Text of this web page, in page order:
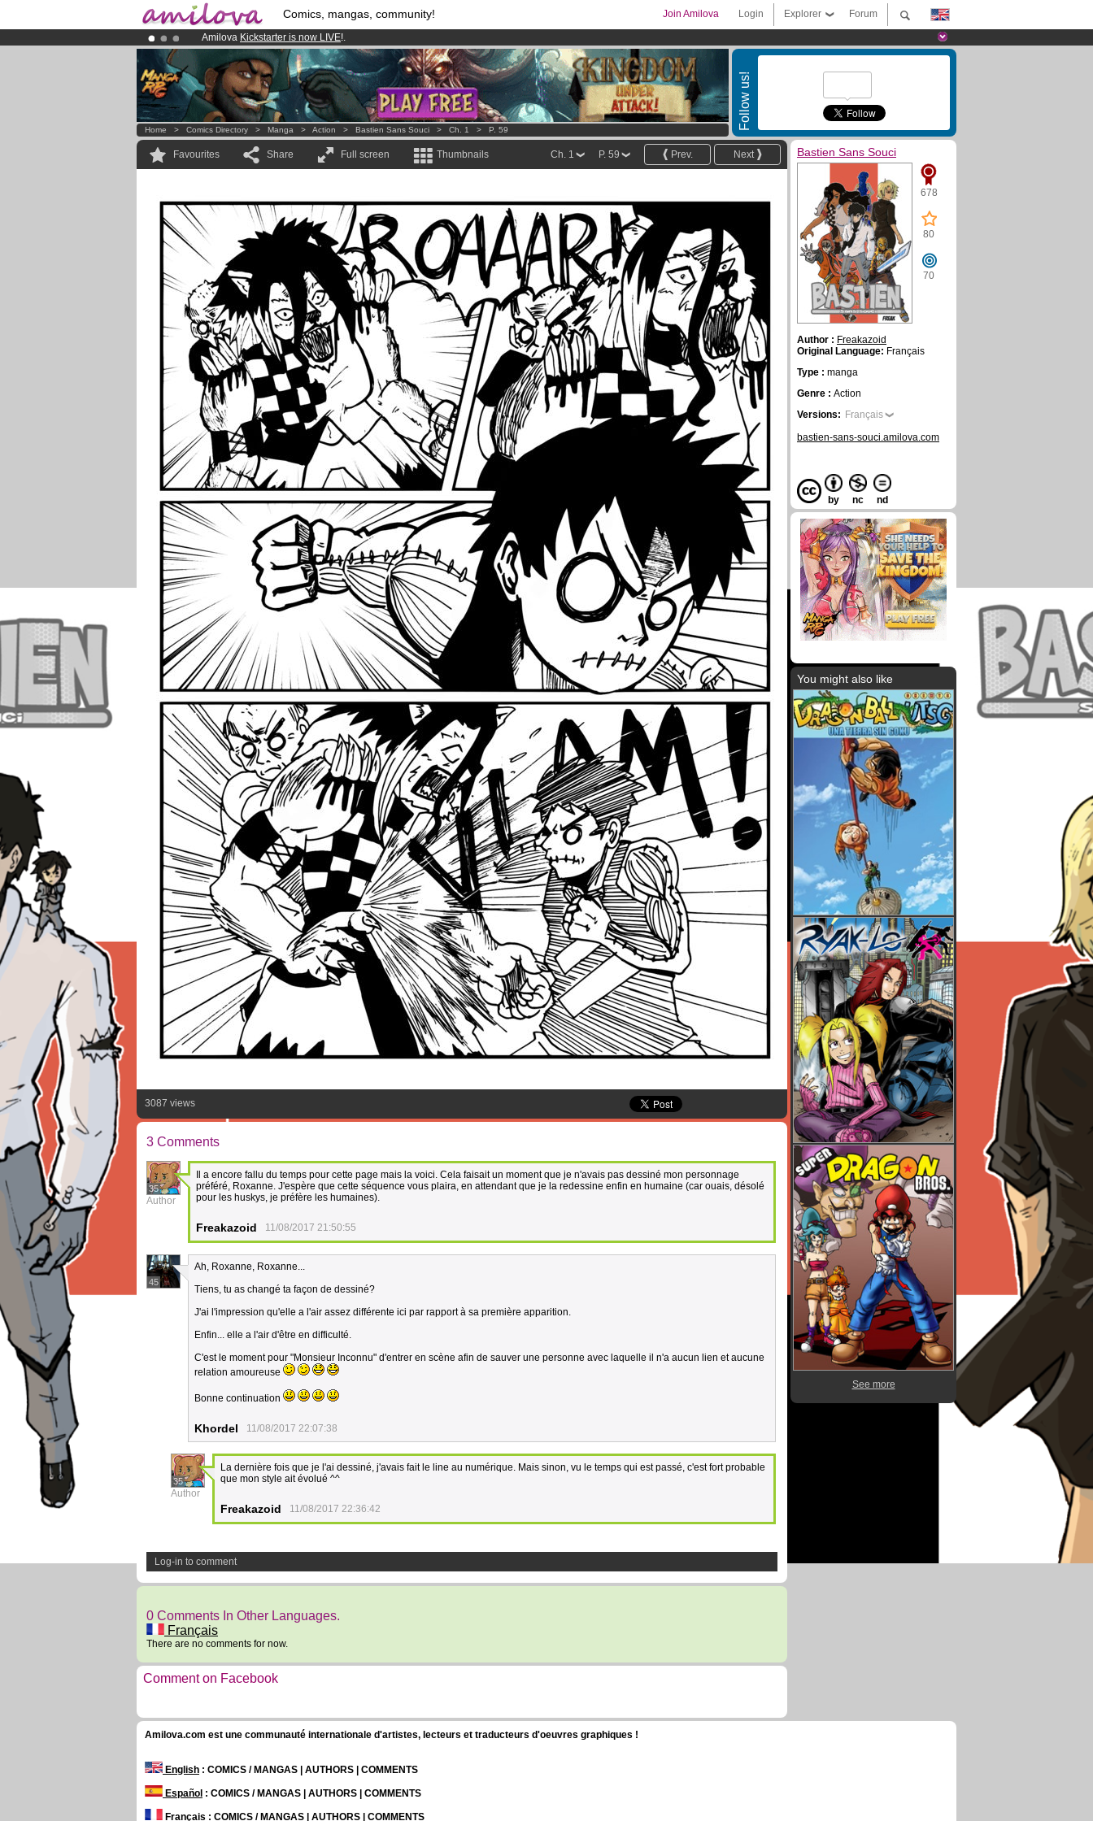
Comics, mangas, community! Forum
Explorer
Login
Join Amilova
Amilova Kickstarter is now LIVE!.
Premium membership from3.95 eurosper month !Get membership now
Already 134393membersand 1208 comics & mangas!.
Follow us!
Home > Comics Directory > Manga > Action > Bastien Sans Souci > Ch. 1 > P. 59
Favourites Share Full screen Thumbnails Next
Prev.
P. 59
Ch. 1
3087 views
3 Comments
35
Author
Il a encore fallu du temps pour cette page mais la voici. Cela faisait un moment que je n'avais pas dessiné mon personnage
préféré, Roxanne. J'espère que cette séquence vous plaira, en attendant que je la redessine enfin en humaine (car ouais, désolé
pour les huskys, je préfère les humaines).
Freakazoid 11/08/2017 21:50:55
45
Ah, Roxanne, Roxanne...
Tiens, tu as changé ta façon de dessiné?
J'ai l'impression qu'elle a l'air assez différente ici par rapport à sa première apparition.
Enfin... elle a l'air d'être en difficulté.
C'est le moment pour "Monsieur Inconnu" d'entrer en scène afin de sauver une personne avec laquelle il n'a aucun lien et aucune
relation amoureuse
Bonne continuation
Khordel 11/08/2017 22:07:38
35
Author
La dernière fois que je l'ai dessiné, j'avais fait le line au numérique. Mais sinon, vu le temps qui est passé, c'est fort probable
que mon style ait évolué ^^
Freakazoid 11/08/2017 22:36:42
Log-in to comment
0 Comments In Other Languages.
Français
There are no comments for now.
Comment on Facebook
Bastien Sans Souci
678
80
70
Author : Freakazoid
Original Language: Français
Type : manga
Genre : Action
Versions: Français
bastien-sans-souci.amilova.com
by nc nd
You might also like
See more
Amilova.com est une communauté internationale d'artistes, lecteurs et traducteurs d'oeuvres graphiques !
English : COMICS / MANGAS | AUTHORS | COMMENTS
Español : COMICS / MANGAS | AUTHORS | COMMENTS
Français : COMICS / MANGAS | AUTHORS | COMMENTS